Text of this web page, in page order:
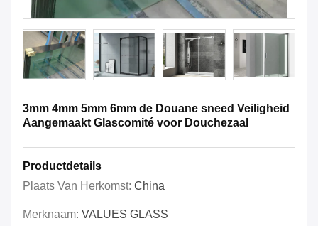
3mm 4mm 5mm 6mm de Douane sneed Veiligheid
Aangemaakt Glascomité voor Douchezaal
Productdetails
Plaats Van Herkomst: China
Merknaam: VALUES GLASS